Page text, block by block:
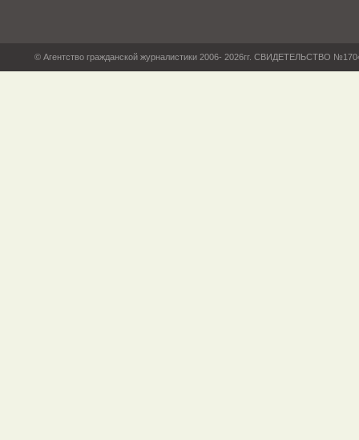
© Агентство гражданской журналистики 2006- 2026гг. СВИДЕТЕЛЬСТВО